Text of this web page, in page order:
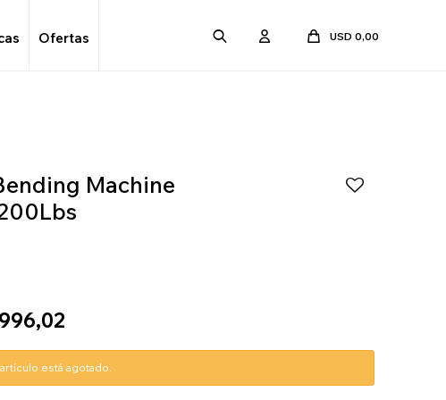
Ofertas USD 0,00
Machine
está agotado.